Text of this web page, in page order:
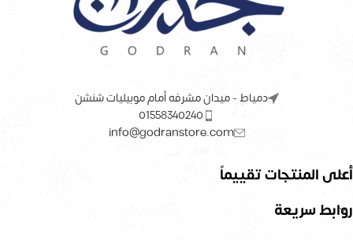
دمياط - ميدان مشرفه أمام موبيليات شنشن
01558340240
info@godranstore.com
أعلى المنتجات تقييماً
روابط سريعة